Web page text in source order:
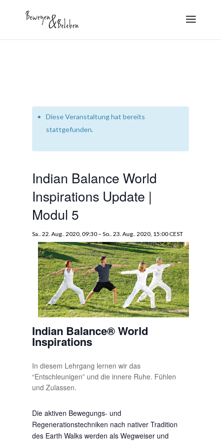
Diese Veranstaltung hat bereits
stattgefunden.
Indian Balance World
Inspirations Update |
Modul 5
Sa.. 22. Aug.. 2020, 09:30– So.. 23. Aug.. 2020, 15:00CEST
Indian Balance® World
Inspirations
In diesem Lehrgang lernen wir das
“Entschleunigen” und die innere Ruhe. Fühlen
und Zulassen.
Die aktiven Bewegungs- und
Regenerationstechniken nach nativer Tradition
des Earth Walks werden als Wegweiser und